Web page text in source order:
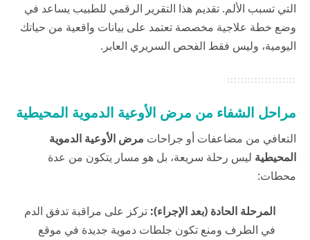
التي تسبب الألم. تقديم هذا التقرير الرقمي للطبيب يساعد في
وضع خطة علاجية مخصصة تعتمد على بيانات واقعية من حياتك
اليومية، وليس فقط الفحص السريري العابر.
مراحل الشفاء من مرض الأوعية الدموية المحيطية
التعافي من مضاعفات أو جراحات مرض الأوعية الدموية
المحيطية ليس رحلة سريعة، بل هو مسار يتكون من عدة
محطات:
المرحلة الحادة (بعد الإجراء): تركز على مراقبة تدفق الدم
في الطرف ومنع تكون جلطات دموية جديدة في موقع